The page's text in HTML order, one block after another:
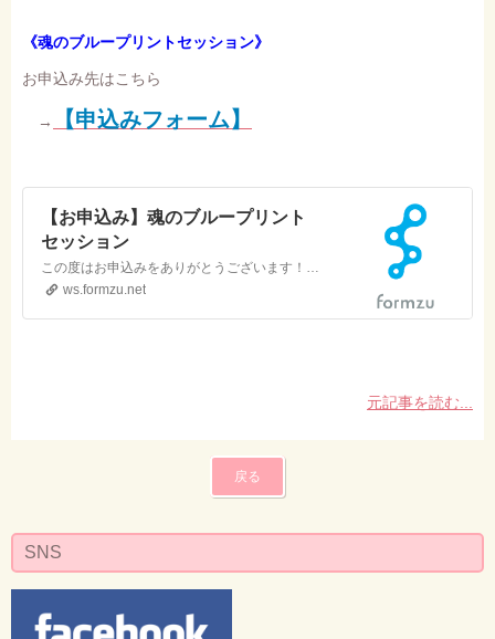
《魂のブループリントセッション》
お申込み先はこちら
→ 【申込みフォーム】
【お申込み】魂のブループリント
セッション
この度はお申込みをありがとうございます！下記に必要事項を入力の上、送信をお願いします。事前振込みをお願いしております。※ペイパル決済をお選びの場合、 4％の事務手数料が加算されますことご了承ください。土日・祝日を除く営業日72時間以内に、事務局より正式な受付メールをお送りします。記載されている内容に沿って、お手続きをお願いいたします。なお、セッションの日程に…
ws.formzu.net
元記事を読む...
戻る
SNS